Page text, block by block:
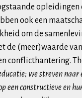
opleidingen
ook een
om de
de (meer)waarde
conflicthantering.
we streven naar
een constructieve en